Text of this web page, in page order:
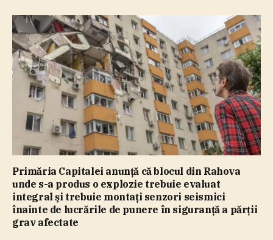
Primăria Capitalei anunţă că blocul din Rahova
unde s-a produs o explozie trebuie evaluat
integral şi trebuie montaţi senzori seismici
înainte de lucrările de punere în siguranţă a părţii
grav afectate